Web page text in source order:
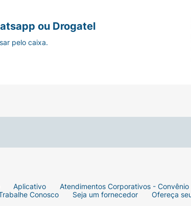
Massageie Suavemente O Couro
Aplicativo Atendimentos Corporativos - Convênio
Conosco Seja um fornecedor Ofereça
ou Drogatel
pelo caixa.